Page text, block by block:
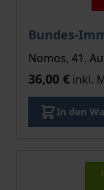
Bundes-
Nomos, 41.
36,00 € inkl.
In den